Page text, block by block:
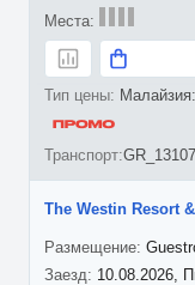
10.08.2026,
The Westin Resort